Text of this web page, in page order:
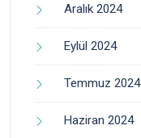
Aralık 2024
Eylül 2024
Temmuz 2024
Haziran 2024